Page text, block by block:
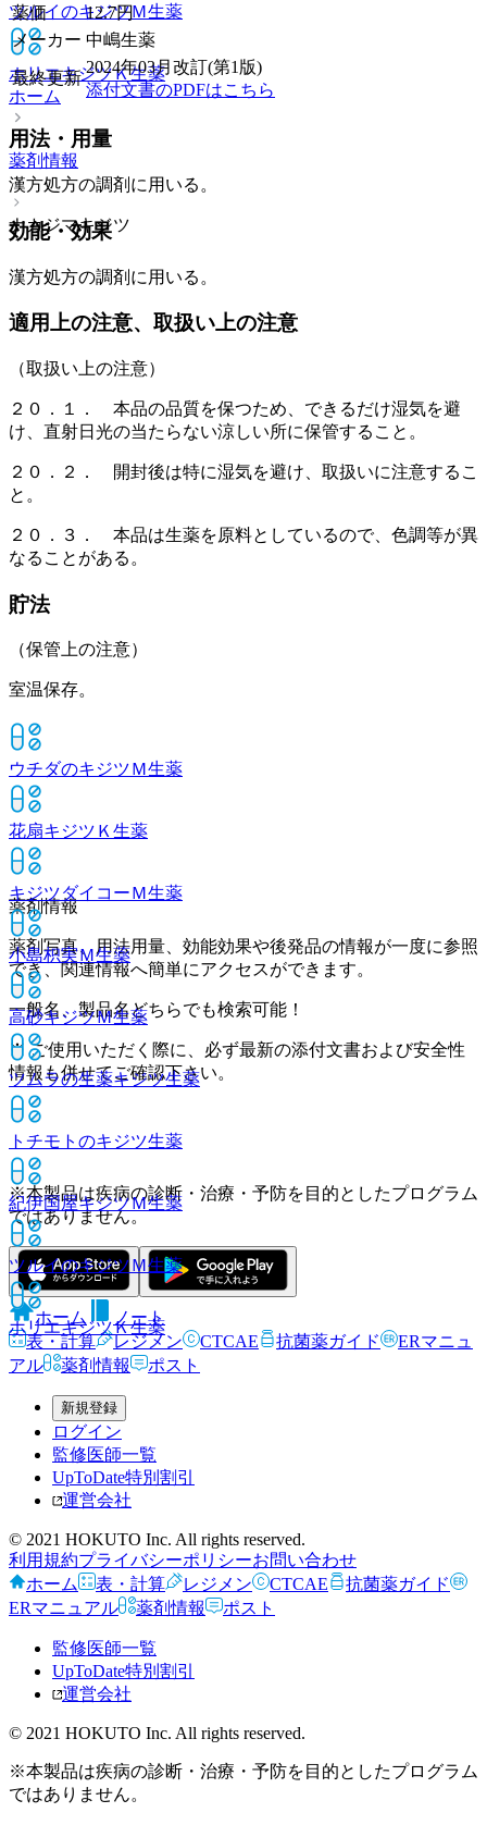
ツルイのキジツＭ生薬
ホリエキジツＫ生薬
ホーム
薬剤情報
ナカジマキジツ
薬価
12.7円
メーカー 中嶋生薬
最終更新
2024年03月改訂(第1版)
添付文書のPDFはこちら
用法・用量
漢方処方の調剤に用いる。
効能・効果
漢方処方の調剤に用いる。
適用上の注意、取扱い上の注意
（取扱い上の注意）
２０．１． 本品の品質を保つため、できるだけ湿気を避
け、直射日光の当たらない涼しい所に保管すること。
２０．２． 開封後は特に湿気を避け、取扱いに注意するこ
と。
２０．３． 本品は生薬を原料としているので、色調等が異
なることがある。
貯法
（保管上の注意）
室温保存。
ウチダのキジツＭ生薬
花扇キジツＫ 生薬
キジツダイコーＭ生薬
小島枳実Ｍ生薬
高砂キジツＭ生薬
ツムラの生薬キジツ生薬
トチモトのキジツ生薬
紀伊国屋キジツＭ生薬
ツルイのキジツＭ生薬
ホリエキジツＫ生薬
薬剤情報
薬剤写真、用法用量、効能効果や後発品の情報が一度に参照
でき、関連情報へ簡単にアクセスができます。
一般名、製品名どちらでも検索可能！
※ ご使用いただく際に、必ず最新の添付文書および安全性
情報も併せてご確認下さい。
※本製品は疾病の診断・治療・予防を目的としたプログラム
ではありません。
ホーム
ノート
表・計算
レジメン CTCAE 抗菌薬ガイド
ERマニュ
アル
薬剤情報 ポスト
新規登録
ログイン
監修医師一覧
UpToDate特別割引
運営会社
© 2021 HOKUTO Inc. All rights reserved.
利用規約プライバシーポリシーお問い合わせ
ホーム
表・計算 レジメン CTCAE
抗菌薬ガイド
ERマニュアル
薬剤情報 ポスト
監修医師一覧
UpToDate特別割引
運営会社
© 2021 HOKUTO Inc. All rights reserved.
※本製品は疾病の診断・治療・予防を目的としたプログラム
ではありません。